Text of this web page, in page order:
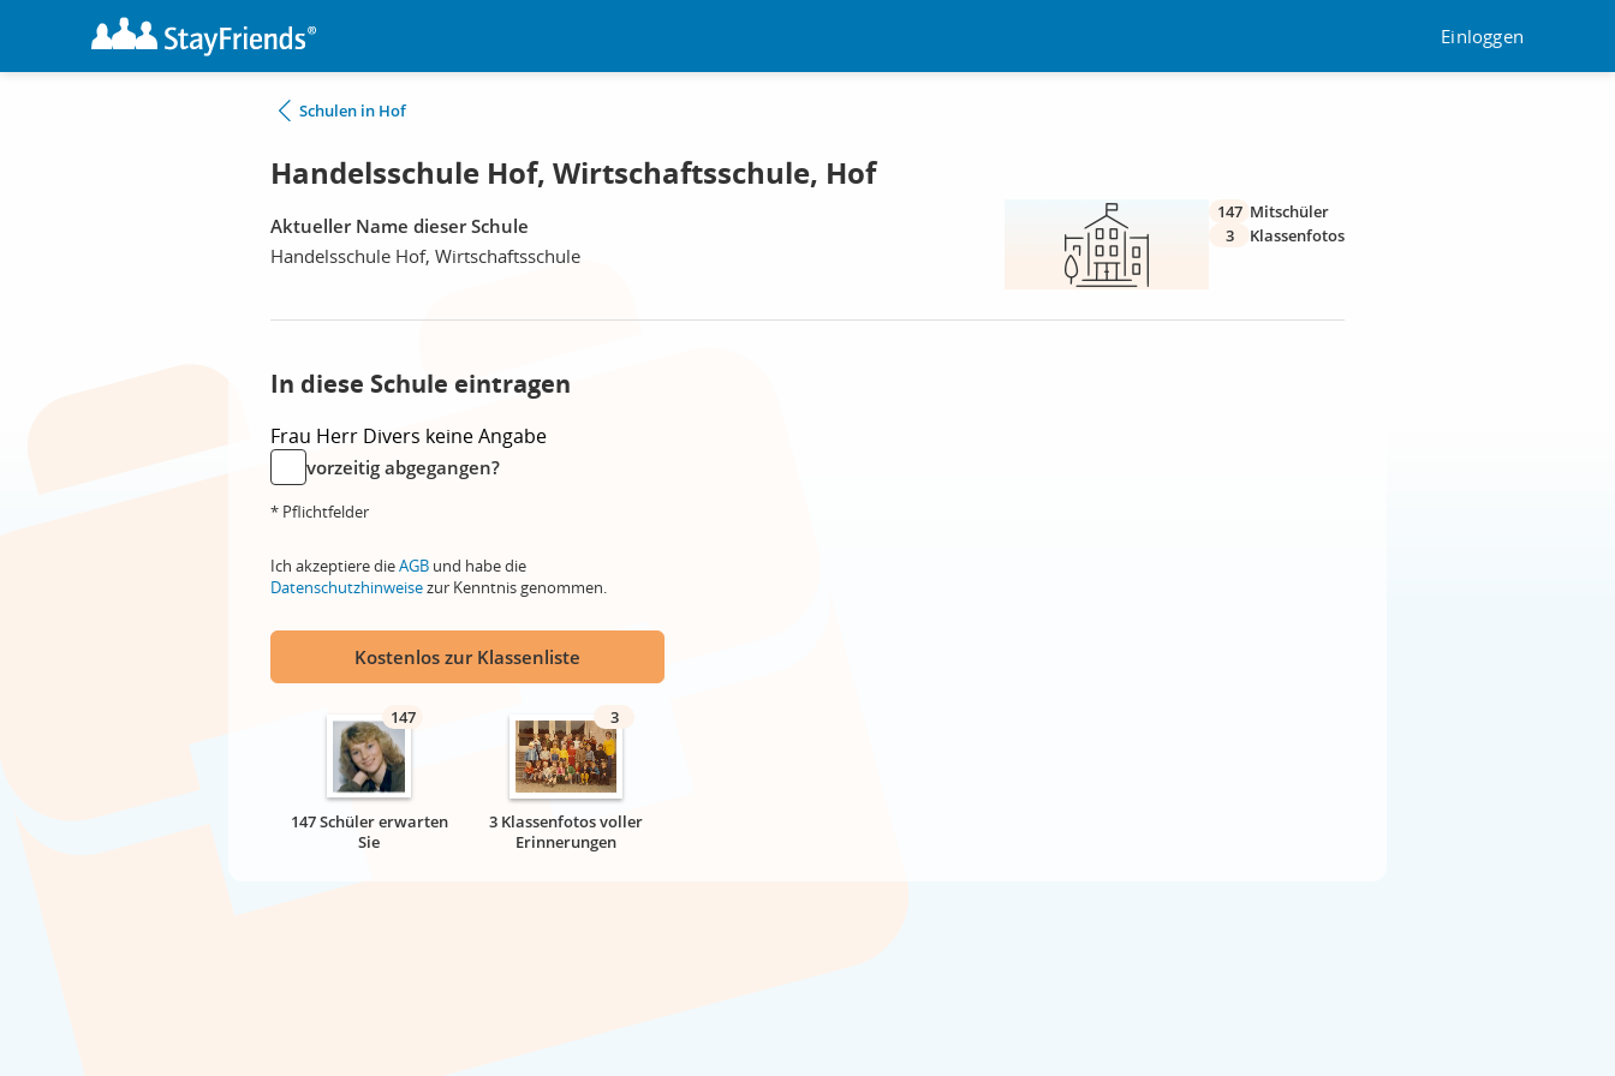
Einloggen
Schulen in Hof
Handelsschule Hof, Wirtschaftsschule, Hof
Aktueller Name dieser Schule
Handelsschule Hof, Wirtschaftsschule
147 Mitschüler
3
Klassenfotos
In diese Schule eintragen
Frau Herr Divers keine Angabe
vorzeitig abgegangen?
* Pflichtfelder
Ich akzeptiere dieAGB und habe die
Datenschutzhinweisezur Kenntnis genommen.
Kostenlos zur Klassenliste
147
147 Schüler erwarten
Sie
3
3 Klassenfotos voller
Erinnerungen